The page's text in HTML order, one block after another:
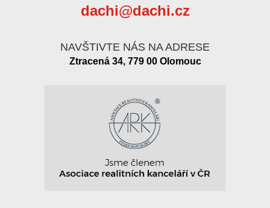
dachi@dachi.cz
NAVŠTIVTE NÁS NA ADRESE
Ztracená 34, 779 00 Olomouc